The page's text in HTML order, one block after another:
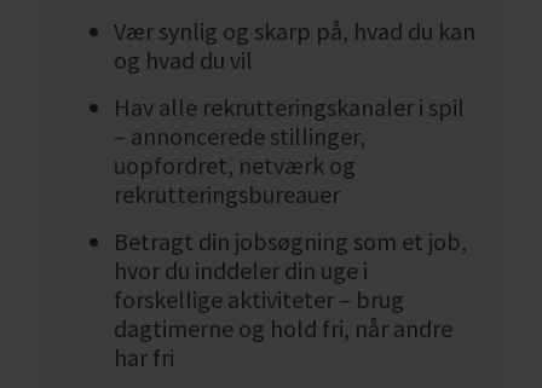
Tag en EASI test
Din jobsøgningsstrategi
søge, er det en god idé at begynde at kigge på
strategi. Det er godt at overveje, hvornår dit
mål om at finde et job skal være indfriet og få
lagt en god arbejdsplan for dine
Vær synlig og skarp på, hvad du kan
og hvad du vil
Hav alle rekrutteringskanaler i spil
– annoncerede stillinger,
uopfordret, netværk og
rekrutteringsbureauer
Betragt din jobsøgning som et job,
hvor du inddeler din uge i
forskellige aktiviteter – brug
dagtimerne og hold fri, når andre
har fri